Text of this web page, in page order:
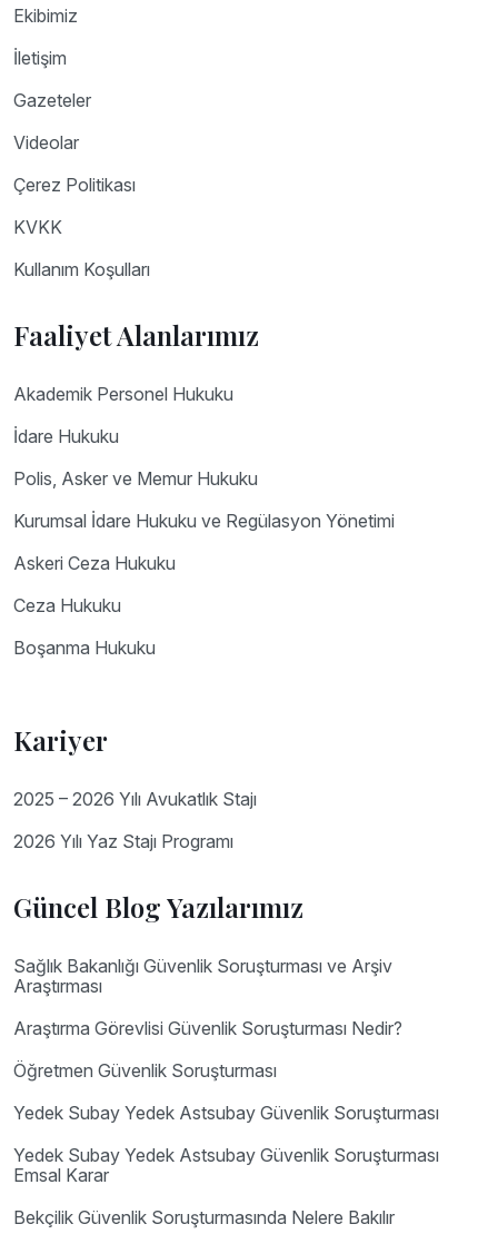
Ekibimiz
İletişim
Gazeteler
Videolar
Çerez Politikası
KVKK
Kullanım Koşulları
Faaliyet Alanlarımız
Akademik Personel Hukuku
İdare Hukuku
Polis, Asker ve Memur Hukuku
Kurumsal İdare Hukuku ve Regülasyon Yönetimi
Askeri Ceza Hukuku
Ceza Hukuku
Boşanma Hukuku
Kariyer
2025 – 2026 Yılı Avukatlık Stajı
2026 Yılı Yaz Stajı Programı
Güncel Blog Yazılarımız
Sağlık Bakanlığı Güvenlik Soruşturması ve Arşiv
Araştırması
Araştırma Görevlisi Güvenlik Soruşturması Nedir?
Öğretmen Güvenlik Soruşturması
Yedek Subay Yedek Astsubay Güvenlik Soruşturması
Yedek Subay Yedek Astsubay Güvenlik Soruşturması
Emsal Karar
Bekçilik Güvenlik Soruşturmasında Nelere Bakılır